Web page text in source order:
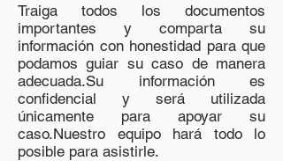
Traiga todos los documentos
importantes y comparta su
información con honestidad para que
podamos guiar su caso de manera
adecuada.Su información es
confidencial y será utilizada
únicamente para apoyar su
caso.Nuestro equipo hará todo lo
posible para asistirle.